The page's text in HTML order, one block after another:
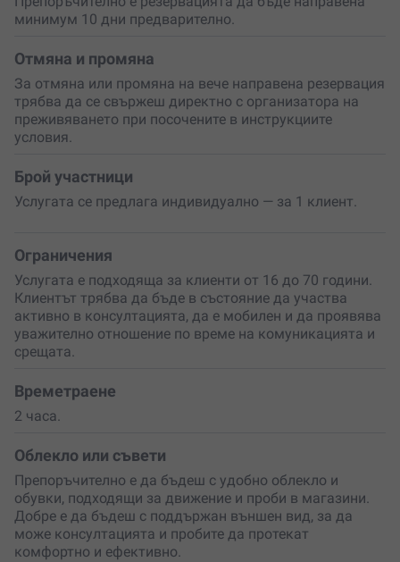
Срещата може да се проведе присъствено
в София
или онлайн
, според твоето удобство. Ако е на живо,
локацията се уточнява предварително, а
консултацията може да включва разглеждане и проби
в търговски обекти, за да видиш на практика кои
решения работят най-добре за теб.
Подари си
добре в това, което носиш, го показваш без да казваш
и дума.
минимум 10 дни предварително.
Отмяна и промяна
За отмяна или промяна на вече направена резервация
трябва да се свържеш директно с организатора на
преживяването при посочените в инструкциите
условия.
Брой участници
Услугата се предлага индивидуално — за 1 клиент.
Ограничения
Услугата е подходяща за клиенти от 16 до 70 години.
Клиентът трябва да бъде в състояние да участва
активно в консултацията, да е мобилен и да проявява
уважително отношение по време на комуникацията и
срещата.
Времетраене
2 часа.
Облекло или съвети
Препоръчително е да бъдеш с удобно облекло и
обувки, подходящи за движение и проби в магазини.
Добре е да бъдеш с поддържан външен вид, за да
може консултацията и пробите да протекат
комфортно и ефективно.